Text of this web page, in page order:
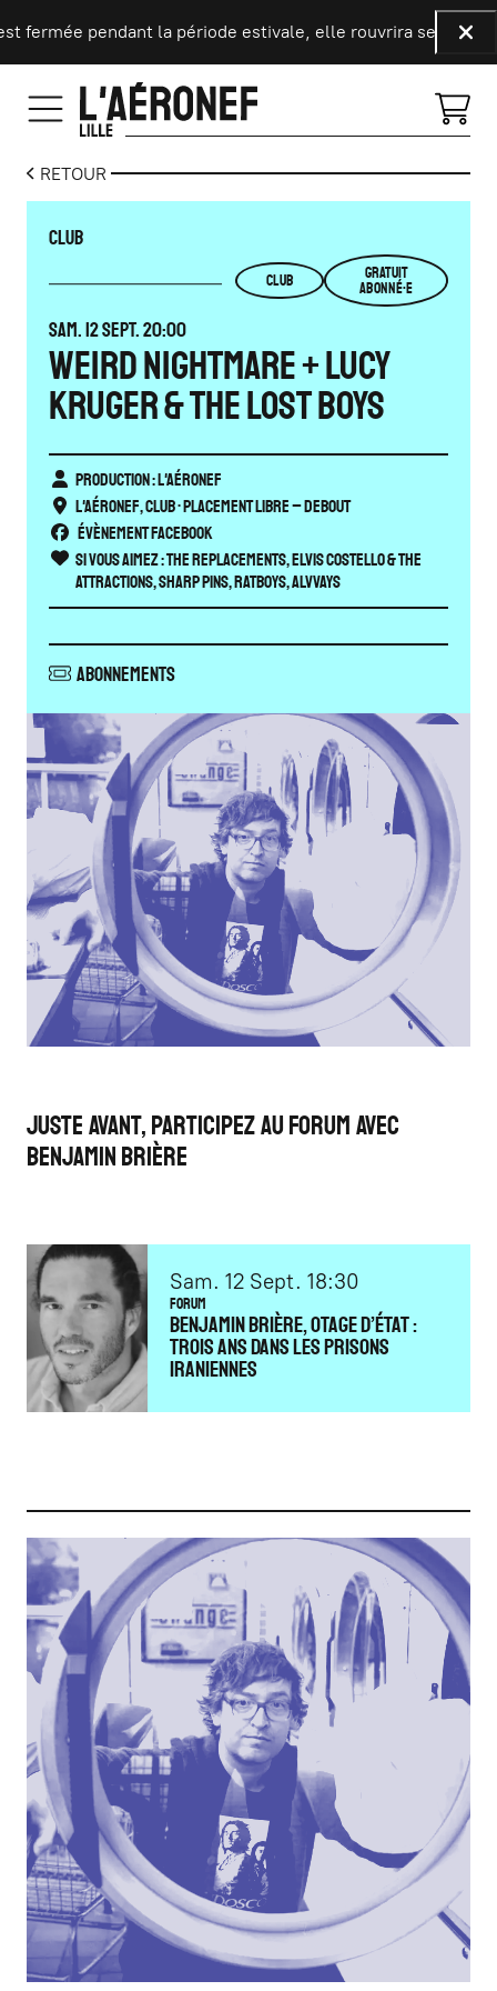
pendant la période estivale, elle rouvrira ses portes
RETOUR
CLUB
CLUB
GRATUIT
ABONNÉ·E
SAMEDI
SAM. 12SEPTEMBRE
SEPT. 20:00
WEIRD NIGHTMARE + LUCY
KRUGER & THE LOST BOYS
Production : L'Aéronef
L'Aéronef,Club• Placement libre – Debout
Évènement Facebook
Si vous aimez :The Replacements, Elvis Costello & the
Attractions, Sharp Pins, Ratboys, Alvvays
Abonnements
Juste avant, participez au forum avec
Benjamin Brière
samedi
Sam. 12 septembre
Sept. 18:30
Forum
Benjamin Brière, otage d’État :
trois ans dans les prisons
iraniennes